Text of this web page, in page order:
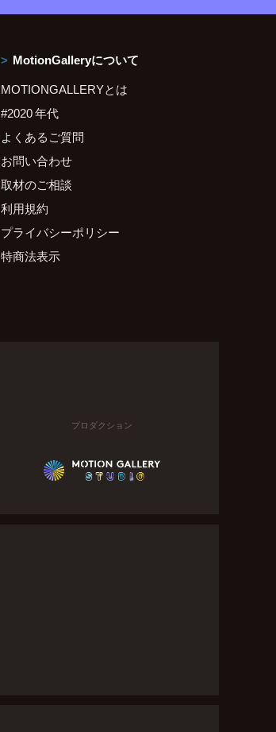
MotionGalleryについて
MOTIONGALLERYとは
#2020 年代
よくあるご質問
お問い合わせ
取材のご相談
利用規約
プライバシーポリシー
特商法表示
プロダクション